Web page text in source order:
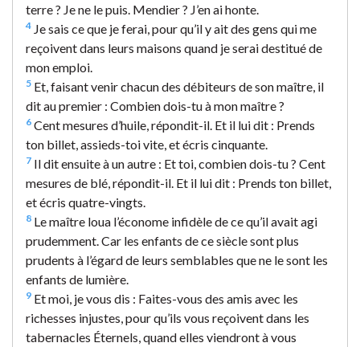
terre ? Je ne le puis. Mendier ? J’en ai honte.
4 Je sais ce que je ferai, pour qu’il y ait des gens qui me
reçoivent dans leurs maisons quand je serai destitué de
mon emploi.
5 Et, faisant venir chacun des débiteurs de son maître, il
dit au premier : Combien dois-tu à mon maître ?
6 Cent mesures d’huile, répondit-il. Et il lui dit : Prends
ton billet, assieds-toi vite, et écris cinquante.
7 Il dit ensuite à un autre : Et toi, combien dois-tu ? Cent
mesures de blé, répondit-il. Et il lui dit : Prends ton billet,
et écris quatre-vingts.
8 Le maître loua l’économe infidèle de ce qu’il avait agi
prudemment. Car les enfants de ce siècle sont plus
prudents à l’égard de leurs semblables que ne le sont les
enfants de lumière.
9 Et moi, je vous dis : Faites-vous des amis avec les
richesses injustes, pour qu’ils vous reçoivent dans les
tabernacles Éternels, quand elles viendront à vous